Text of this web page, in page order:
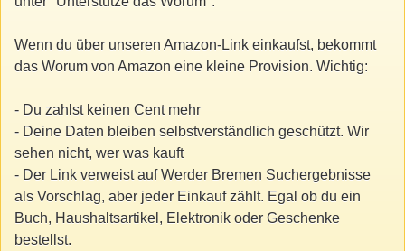
Wenn du über unseren Amazon-Link einkaufst, bekommt
das Worum von Amazon eine kleine Provision. Wichtig:
- Du zahlst keinen Cent mehr
- Deine Daten bleiben selbstverständlich geschützt. Wir
sehen nicht, wer was kauft
- Der Link verweist auf Werder Bremen Suchergebnisse
als Vorschlag, aber jeder Einkauf zählt. Egal ob du ein
Buch, Haushaltsartikel, Elektronik oder Geschenke
bestellst.